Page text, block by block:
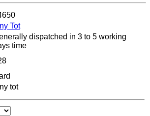
Tot
dispatched in 3 to 5 working
time
tot